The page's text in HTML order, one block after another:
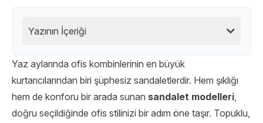
Yazının İçeriği
Yaz aylarında ofis kombinlerinin en büyük
kurtarıcılarından biri şüphesiz sandaletlerdir. Hem şıklığı
hem de konforu bir arada sunan sandalet modelleri,
doğru seçildiğinde ofis stilinizi bir adım öne taşır. Topuklu,